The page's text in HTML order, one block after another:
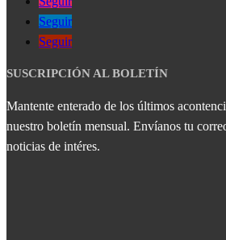
Seguir
Seguir
SUSCRIPCIÓN AL BOLETÍN
Mantente enterado de los últimos
nuestro boletín mensual. Envíanos tu
noticias de intéres.